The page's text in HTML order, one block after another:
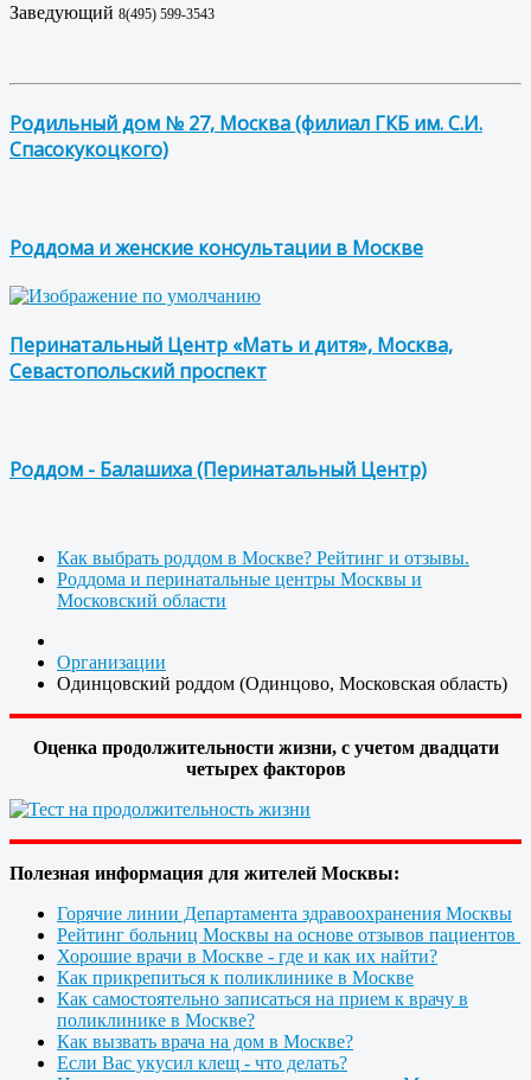
Заведующий 8(495) 599-3543
Родильный дом № 27, Москва (филиал ГКБ им. С.И.
Спасокукоцкого)
Роддома и женские консультации в Москве
Перинатальный Центр «Мать и дитя», Москва,
Севастопольский проспект
Роддом - Балашиха (Перинатальный Центр)
Как выбрать роддом в Москве? Рейтинг и отзывы.
Роддома и перинатальные центры Москвы и
Московский области
Организации
Одинцовский роддом (Одинцово, Московская область)
Оценка продолжительности жизни, с учетом двадцати
четырех факторов
Полезная информация для жителей Москвы:
Горячие линии Департамента здравоохранения Москвы
Рейтинг больниц Москвы на основе отзывов пациентов
Хорошие врачи в Москве - где и как их найти?
Как прикрепиться к поликлинике в Москве
Как самостоятельно записаться на прием к врачу в
поликлинике в Москве?
Как вызвать врача на дом в Москве?
Если Вас укусил клещ - что делать?